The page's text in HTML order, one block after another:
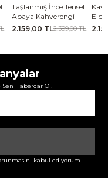
Taşlanmış İnce Tensel
Abaya Kahverengi
2.159,00 TL2.399,00 TL
Sen Haberdar Ol!
kabul ediyorum.